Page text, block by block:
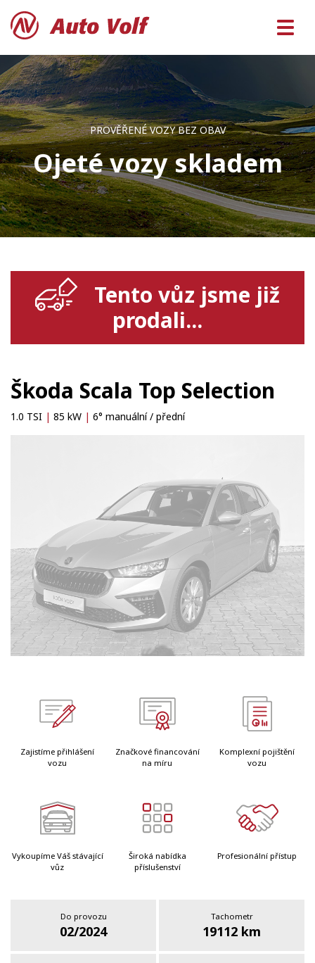
PROVĚŘENÉ VOZY BEZ OBAV
Ojeté vozy skladem
Tento vůz jsme již
prodali...
Škoda Scala Top Selection
1.0 TSI | 85 kW | 6° manuální / přední
Zajistíme přihlášení
vozu
Značkové financování
na míru
Komplexní pojištění
vozu
Vykoupíme Váš stávající
vůz
Široká nabídka
příslušenství
Profesionální přístup
Do provozu
02/2024
Tachometr
19112 km